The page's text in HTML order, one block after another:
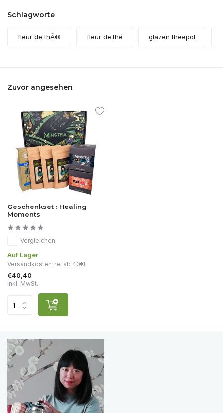
Schlagworte
fleur de thÃ© fleur de thé glazen theepot
Zuvor angesehen
Geschenkset : Healing
Moments
Vergleichen
Auf Lager
Versandkostenfrei ab 40€!
€40,40
Inkl. MwSt.